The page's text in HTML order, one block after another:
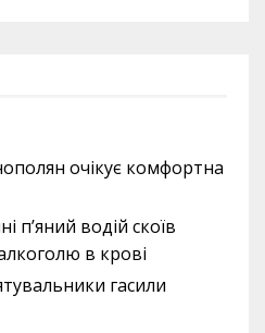
очікує комфортна
п’яний водій скоїв
в крові
гасили